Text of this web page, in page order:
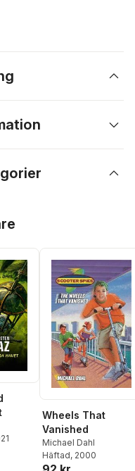
Wheels That
Vanished
Michael Dahl
Häftad, 2000